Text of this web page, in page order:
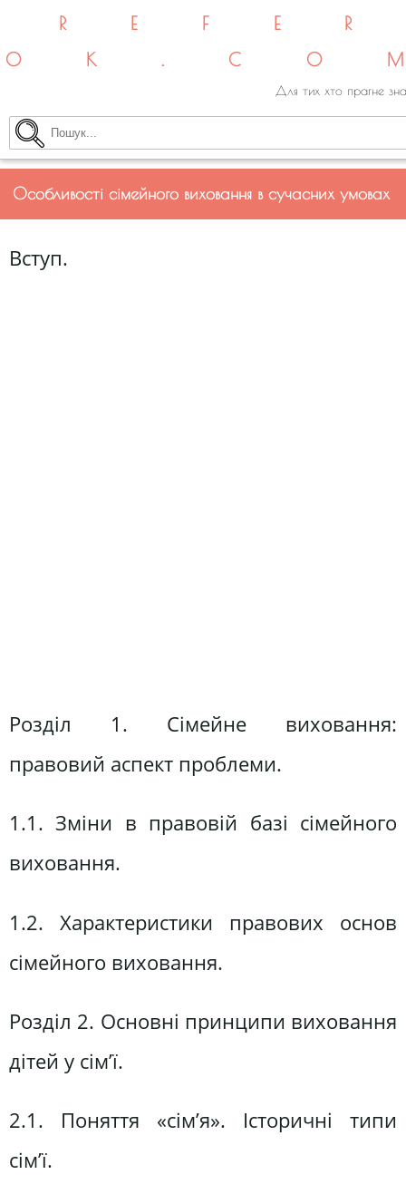
Для тих хто прагне
Особливості сімейного виховання в сучасних умовах
Вступ.
Розділ 1. Сімейне виховання:
правовий аспект проблеми.
1.1. Зміни в правовій базі сімейного
виховання.
1.2. Характеристики правових основ
сімейного виховання.
Розділ 2. Основні принципи виховання
дітей у сім’ї.
2.1. Поняття «сім’я». Історичні типи
сім’ї.